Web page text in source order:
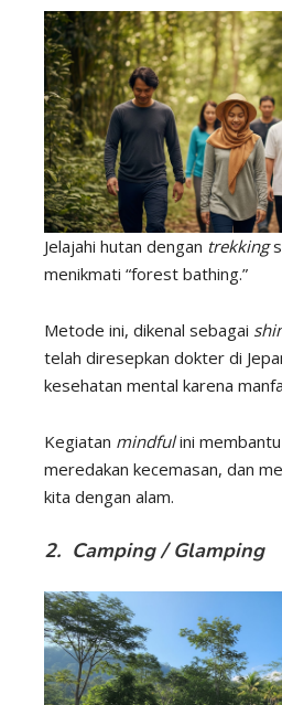
Jelajahi hutan dengan trekking
menikmati “forest bathing.”
Metode ini, dikenal sebagai
telah diresepkan dokter di
kesehatan mental karena
Kegiatan mindfulini
meredakan kecemasan, dan
kita dengan alam.
2. Camping / Glamping